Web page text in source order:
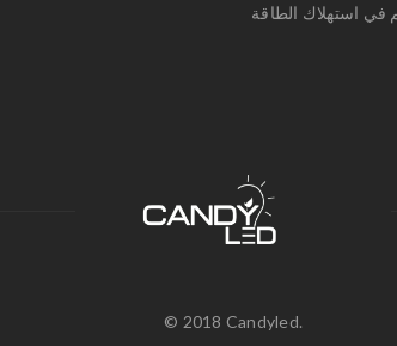
في استهلاك الطاقة
© 2018 Candyled.